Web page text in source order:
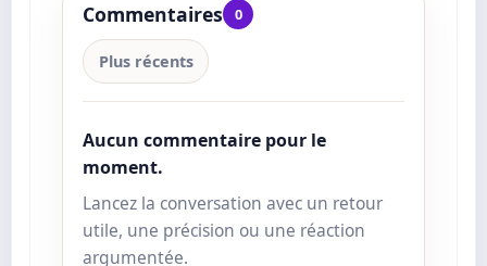
Commentaires 0
Plus récents
Aucun commentaire pour le
moment.
Lancez la conversation avec un retour
utile, une précision ou une réaction
argumentée.